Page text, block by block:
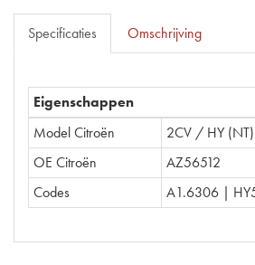
Specificaties Omschrijving
Eigenschappen
Model Citroën
2CV / HY (NT)
OE Citroën
AZ56512
Codes
A1.6306 |